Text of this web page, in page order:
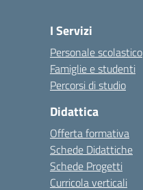
I Servizi
Personale scolastico
Famiglie e studenti
Percorsi di studio
Didattica
Offerta formativa
Schede Didattiche
Schede Progetti
Curricola verticali